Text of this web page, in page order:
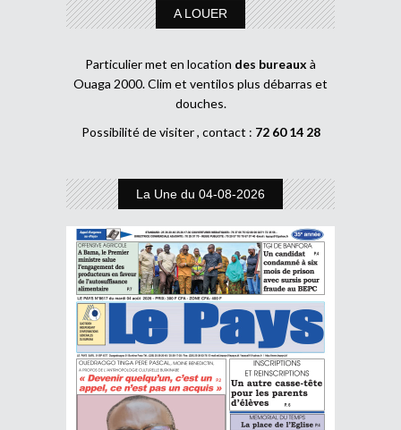
A LOUER
Particulier met en location des bureaux à
Ouaga 2000. Clim et ventilos plus débarras et
douches.
Possibilité de visiter , contact : 72 60 14 28
La Une du 04-08-2026